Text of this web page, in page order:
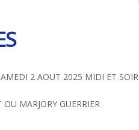
2 AOUT 2025 MIDI ET SOIR
MARJORY GUERRIER